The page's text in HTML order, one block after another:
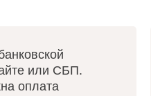
или СБП.
оплата